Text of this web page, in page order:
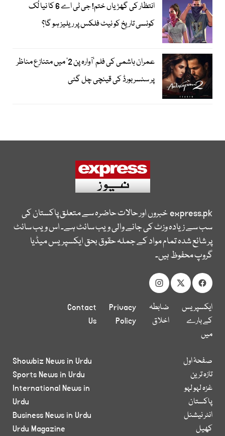
انتظار کی گھڑیاں ختم! جی ٹی اے 6 کا نیا لُک
کونسی تاریخ کو نیٹ فلکس پر ریلیز ہو گا؟
عمران ہاشمی کی فلم ’آوارہ پن 2‘ میں متنازع مناظر
پر سنسر بورڈ کی قینچی چل گئی
express.pkخبروں اور حالات حاضرہ سے متعلق پاکستان کی
سب سے زیادہ وزٹ کی جانے والی ویب سائٹ ہے۔ اس ویب سائٹ
پر شائع شدہ تمام مواد کے جملہ حقوق بحق ایکسپریس میڈیا
گروپ محفوظ ہیں۔
ایکسپریس
کے بارے
میں
ضابطہ
اخلاق
Privacy
Policy
Contact
Us
صفحۂ اول
تازہ ترین
غزہ لہو لہو
پاکستان
انٹر نیشنل
کھیل
Showbiz News in Urdu
Sports News in Urdu
International News in
Urdu
Business News in Urdu
Urdu Magazine